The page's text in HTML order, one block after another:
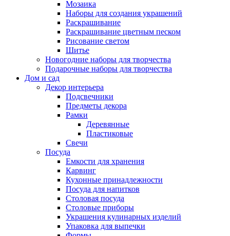
Мозаика
Наборы для создания украшений
Раскрашивание
Раскрашивание цветным песком
Рисование светом
Шитье
Новогодние наборы для творчества
Подарочные наборы для творчества
Дом и сад
Декор интерьера
Подсвечники
Предметы декора
Рамки
Деревянные
Пластиковые
Свечи
Посуда
Емкости для хранения
Карвинг
Кухонные принадлежности
Посуда для напитков
Столовая посуда
Столовые приборы
Украшения кулинарных изделий
Упаковка для выпечки